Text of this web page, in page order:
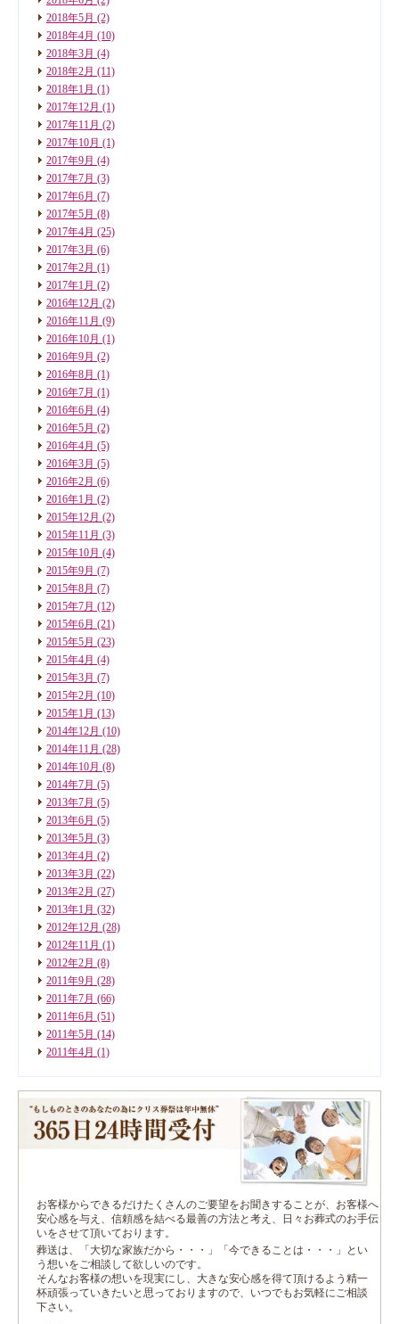
2018年5月 (2)
2018年4月 (10)
2018年3月 (4)
2018年2月 (11)
2018年1月 (1)
2017年12月 (1)
2017年11月 (2)
2017年10月 (1)
2017年9月 (4)
2017年7月 (3)
2017年6月 (7)
2017年5月 (8)
2017年4月 (25)
2017年3月 (6)
2017年2月 (1)
2017年1月 (2)
2016年12月 (2)
2016年11月 (9)
2016年10月 (1)
2016年9月 (2)
2016年8月 (1)
2016年7月 (1)
2016年6月 (4)
2016年5月 (2)
2016年4月 (5)
2016年3月 (5)
2016年2月 (6)
2016年1月 (2)
2015年12月 (2)
2015年11月 (3)
2015年10月 (4)
2015年9月 (7)
2015年8月 (7)
2015年7月 (12)
2015年6月 (21)
2015年5月 (23)
2015年4月 (4)
2015年3月 (7)
2015年2月 (10)
2015年1月 (13)
2014年12月 (10)
2014年11月 (28)
2014年10月 (8)
2014年7月 (5)
2013年7月 (5)
2013年6月 (5)
2013年5月 (3)
2013年4月 (2)
2013年3月 (22)
2013年2月 (27)
2013年1月 (32)
2012年12月 (28)
2012年11月 (1)
2012年2月 (8)
2011年9月 (28)
2011年7月 (66)
2011年6月 (51)
2011年5月 (14)
2011年4月 (1)
お客様からできるだけたくさんのご要望をお聞きすることが、お客様へ
安心感を与え、信頼感を結べる最善の方法と考え、日々お葬式のお手伝
いをさせて頂いております。
葬送は、「大切な家族だから・・・」「今できることは・・・」とい
う想いをご相談して欲しいのです。
そんなお客様の想いを現実にし、大きな安心感を得て頂けるよう精一
杯頑張っていきたいと思っておりますので、いつでもお気軽にご相談
下さい。